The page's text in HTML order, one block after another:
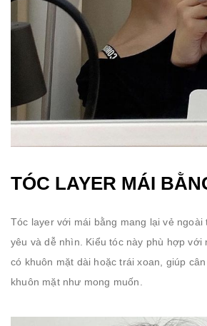
TÓC LAYER MÁI
Tóc layer với mái bằng mang lại vẻ ngoài
yêu và dễ nhìn. Kiểu tóc này phù hợp với
có khuôn mặt dài hoặc trái xoan, giúp
khuôn mặt như mong muốn.